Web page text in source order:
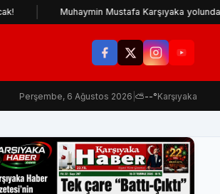
Muhaymin Mustafa Karşıyaka yolunda
Perşembe, 6 Ağustos 2026 ⛅--°Karşıyaka